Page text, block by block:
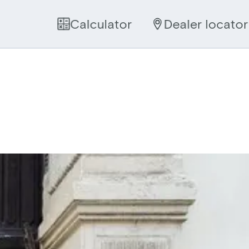
Calculator Dealer locator